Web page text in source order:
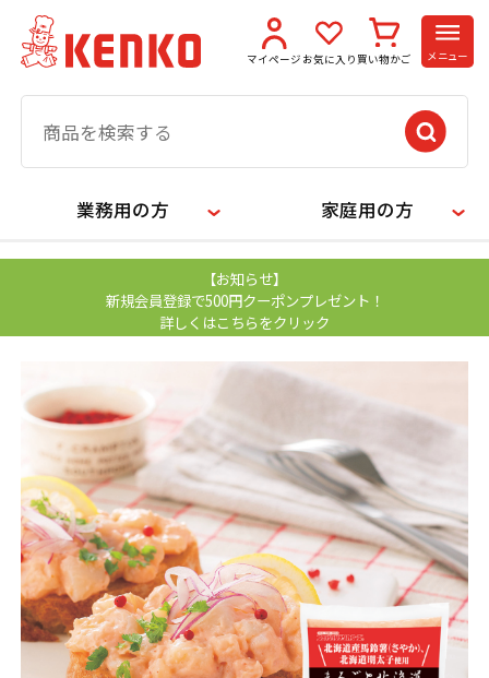
マイページ お気に入り 買い物かご メニュー
業務用の方 家庭用の方
【お知らせ】
新規会員登録で500円クーポンプレゼント！
詳しくはこちらをクリック